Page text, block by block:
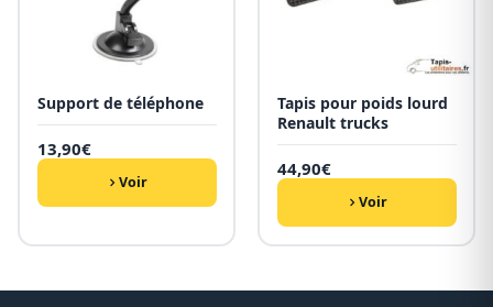
Support de téléphone
13,90€
Voir
Tapis pour poids lourd
Renault trucks
44,90€
Voir